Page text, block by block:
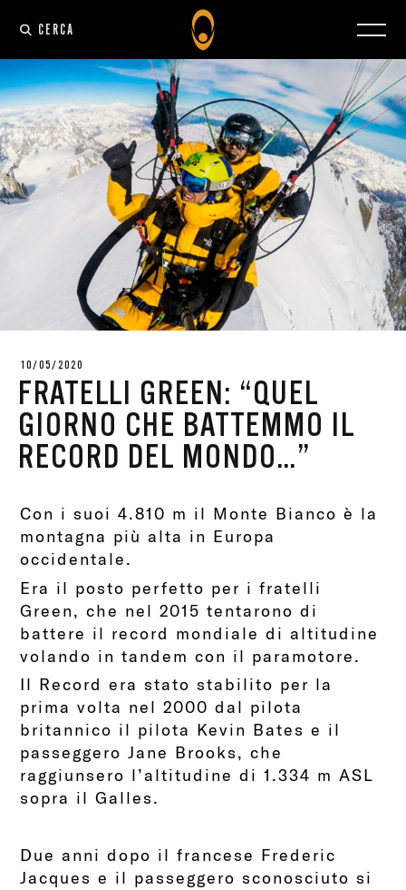
CERCA
10/05/2020
FRATELLI GREEN: “QUEL
GIORNO CHE BATTEMMO IL
RECORD DEL MONDO…”
Con i suoi 4.810 m il Monte Bianco è la
montagna più alta in Europa
occidentale.
Era il posto perfetto per i fratelli
Green, che nel 2015 tentarono di
battere il record mondiale di altitudine
volando in tandem con il paramotore.
Il Record era stato stabilito per la
prima volta nel 2000 dal pilota
britannico il pilota Kevin Bates e il
passeggero Jane Brooks, che
raggiunsero l’altitudine di 1.334 m ASL
sopra il Galles.
Due anni dopo il francese Frederic
Jacques e il passeggero sconosciuto si